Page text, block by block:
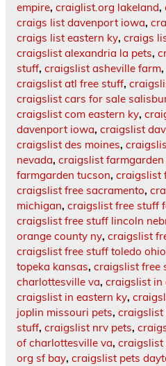
empire, craiglist.org lakeland,
craigs list davenport iowa,
craigs list eastern ky, craigs
craigslist alexandria la pets,
stuff, craigslist asheville farm,
craigslist atl free stuff,
craigslist cars for sale
craigslist com eastern ky,
davenport iowa, craigslist
craigslist des moines,
nevada, craigslist
farmgarden tucson, craigslist
craigslist free sacramento,
michigan, craigslist free stuff
craigslist free stuff lincoln
orange county ny, craigslist
craigslist free stuff toledo ohio
topeka kansas, craigslist free
charlottesville va, craigslist in
craigslist in eastern ky,
joplin missouri pets, craigslist
stuff, craigslist nrv pets,
of charlottesville va, craigslist
org sf bay, craigslist pets